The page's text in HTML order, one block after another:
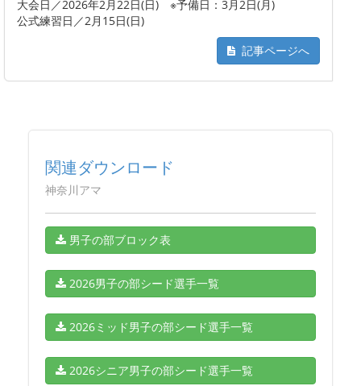
大会日／2026年2月22日(日) ※予備日：3月2日(月)
公式練習日／2月15日(日)
記事ページへ
関連ダウンロード
神奈川アマ
男子の部ブロック表
2026男子の部シード選手一覧
2026ミッド男子の部シード選手一覧
2026シニア男子の部シード選手一覧